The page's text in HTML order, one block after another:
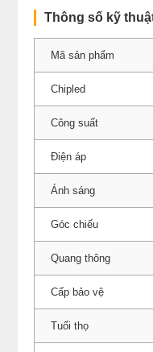
Thông số kỹ
Mã sản phẩm
Chipled
Công suất
Điện áp
Ánh sáng
Góc chiếu
Quang thông
Cấp bảo vệ
Tuổi thọ